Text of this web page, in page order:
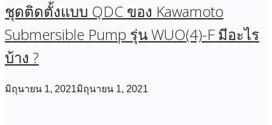
ชุดติดตั้งแบบ QDC ของ Kawamoto
Submersible Pump รุ่น WUO(4)-F มีอะไร
บ้าง ?
มิถุนายน 1, 2021มิถุนายน 1, 2021